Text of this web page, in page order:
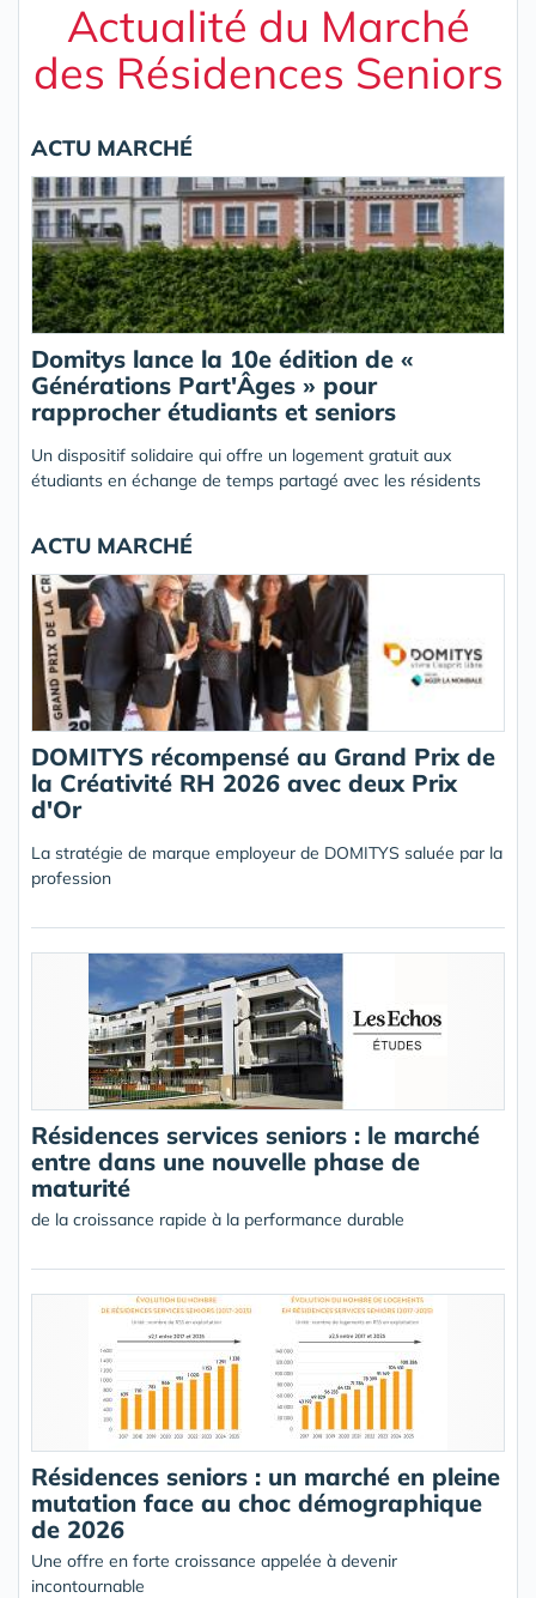
Actualité du Marché
des Résidences Seniors
ACTU MARCHÉ
Domitys lance la 10e édition de «
Générations Part'Âges » pour
rapprocher étudiants et seniors
Un dispositif solidaire qui offre un logement gratuit aux
étudiants en échange de temps partagé avec les résidents
ACTU MARCHÉ
DOMITYS récompensé au Grand Prix de
la Créativité RH 2026 avec deux Prix
d'Or
La stratégie de marque employeur de DOMITYS saluée par la
profession
Résidences services seniors : le marché
entre dans une nouvelle phase de
maturité
de la croissance rapide à la performance durable
Résidences seniors : un marché en pleine
mutation face au choc démographique
de 2026
Une offre en forte croissance appelée à devenir
incontournable